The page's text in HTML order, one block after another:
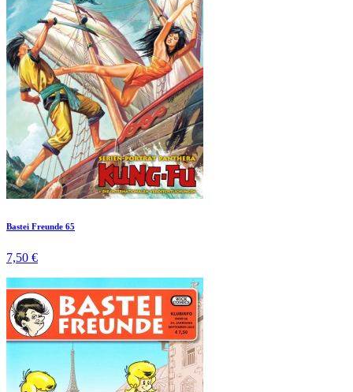
Bastei Freunde 65
7,50 €